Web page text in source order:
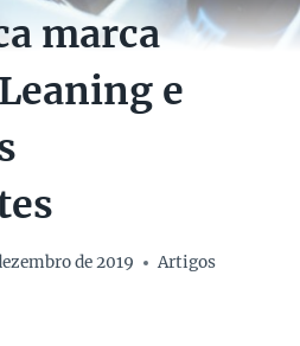
marca
e
de 2019 Artigos